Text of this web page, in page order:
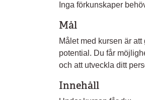
Inga förkunskaper
Mål
Målet med kursen är
potential. Du får
och att utveckla ditt
Innehåll